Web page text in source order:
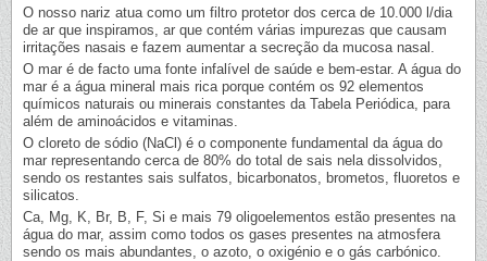
O nosso nariz atua como um filtro protetor dos cerca de 10.000 l/dia
de ar que inspiramos, ar que contém várias impurezas que causam
irritações nasais e fazem aumentar a secreção da mucosa nasal.
O mar é de facto uma fonte infalível de saúde e bem-estar. A água do
mar é a água mineral mais rica porque contém os 92 elementos
químicos naturais ou minerais constantes da Tabela Periódica, para
além de aminoácidos e vitaminas.
O cloreto de sódio (NaCl) é o componente fundamental da água do
mar representando cerca de 80% do total de sais nela dissolvidos,
sendo os restantes sais sulfatos, bicarbonatos, brometos, fluoretos e
silicatos.
Ca, Mg, K, Br, B, F, Si e mais 79 oligoelementos estão presentes na
água do mar, assim como todos os gases presentes na atmosfera
sendo os mais abundantes, o azoto, o oxigénio e o gás carbónico.